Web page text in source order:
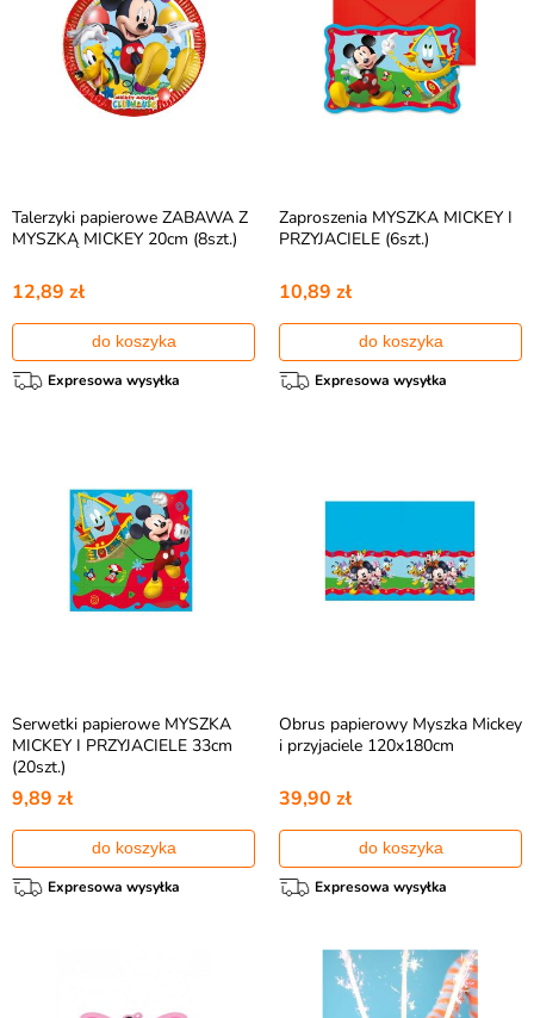
Talerzyki papierowe ZABAWA Z
MYSZKĄ MICKEY 20cm (8szt.)
12,89 zł
do koszyka
Expresowa wysyłka
Zaproszenia MYSZKA MICKEY I
PRZYJACIELE (6szt.)
10,89 zł
do koszyka
Expresowa wysyłka
Serwetki papierowe MYSZKA
MICKEY I PRZYJACIELE 33cm
(20szt.)
9,89 zł
do koszyka
Expresowa wysyłka
Obrus papierowy Myszka Mickey
i przyjaciele 120x180cm
39,90 zł
do koszyka
Expresowa wysyłka